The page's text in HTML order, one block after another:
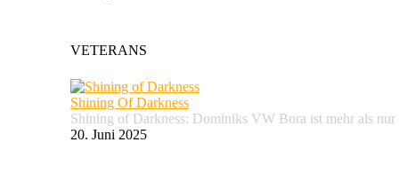
VETERANS
Shining Of Darkness
Shining of Darkness: Dominiks VW Bora ist mehr als
20. Juni 2025